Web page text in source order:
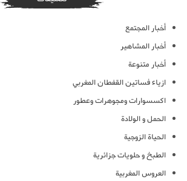
أخبار المجتمع
أخبار المشاهير
أخبار متنوعة
ازياء فساتين القفطان المغربي
اكسسوارات ومجوهرات وعطور
الحمل و الولادة
الحياة الزوجية
الطبخ و حلويات جزائرية
العروس المغربية